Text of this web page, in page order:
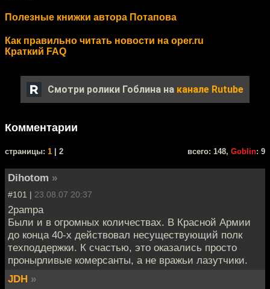
Полезные книжки автора Потапова
Как правильно читать новости на oper.ru
Краткий FAQ
Смотри ролики Гоблина на канале Rutube
Комментарии
cтраницы: 1 | 2 всего: 148, Goblin: 9
Dihotom »
#101 | 23.08.07 20:37
2pampa
Были и в огромных количествах. В Красной Армии
до конца 40-х действовал несуществующий полк
техподдержки. К счастью, это оказались просто
пронырливые комерсанты, а не вражьи лазутчики.
JDH »